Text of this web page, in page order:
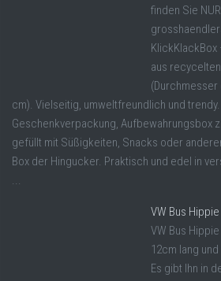
finden Sie
aus
(Durchmesser
cm). Vielseitig, umweltfreundlich und trendy.
Geschenkverpackung, Aufbewahrungsbox
gefüllt mit Süßigkeiten, Snacks oder
Box der Hingucker. Praktisch und edel in
...
VW Bus
VW Bus
12cm lang
Es gibt Ihn in